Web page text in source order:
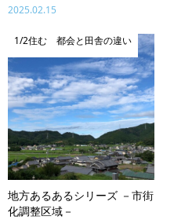
2025.02.15
1/2住む 都会と田舎の違い
地方あるあるシリーズ －市街
化調整区域－